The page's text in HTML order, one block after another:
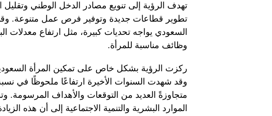
تهدف الرؤية إلى تنويع مصادر الدخل الوطني وتقليل
تطوير قطاعات جديدة وتوفير فرص عمل متنوعة.
السعودي يواجه تحديات كبيرة، مثل ارتفاع معدلات
وظائف مناسبة للمرأة.
ركزت الرؤية بشكل خاص على تمكين المرأة
وقد شهدت السنوات الأخيرة ارتفاعًا ملحوظًا في
متجاوزةً العديد من التوقعات والأهداف المرسومة.
الموارد البشرية والتنمية الاجتماعية إلى أن هذه